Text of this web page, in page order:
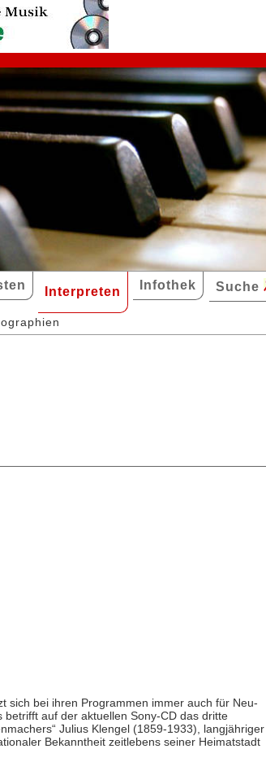
Interpreten Infothek Suche
sich bei ihren Programmen immer auch für Neu-
betrifft auf der aktuellen Sony-CD das dritte
Julius Klengel (1859-1933), langjähriger
Bekanntheit zeitlebens seiner Heimatstadt